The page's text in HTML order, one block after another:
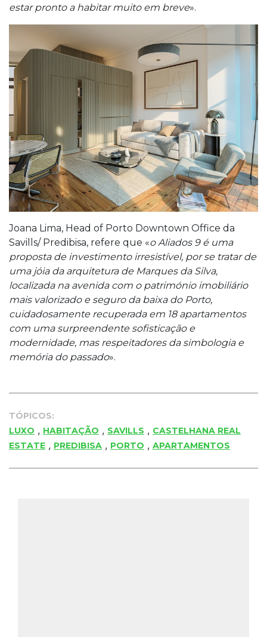
estar pronto a habitar muito em breve».
Joana Lima, Head of Porto Downtown Office da
Savills/ Predibisa, refere que «o Aliados 9 é uma
proposta de investimento irresistível, por se tratar de
uma jóia da arquitetura de Marques da Silva,
localizada na avenida com o património imobiliário
mais valorizado e seguro da baixa do Porto,
cuidadosamente recuperada em 18 apartamentos
com uma surpreendente sofisticação e
modernidade, mas respeitadores da simbologia e
memória do passado».
TÓPICOS:
LUXO , HABITAÇÃO , SAVILLS , CASTELHANA REAL
ESTATE , PREDIBISA , PORTO , APARTAMENTOS